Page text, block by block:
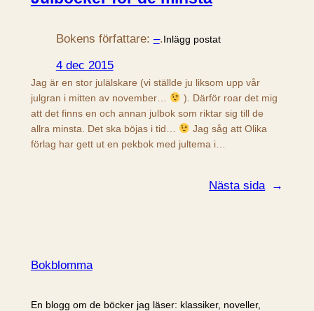
Bokens författare: –.Inlägg postat
4 dec 2015
Jag är en stor julälskare (vi ställde ju liksom upp vår
julgran i mitten av november…
). Därför roar det mig
att det finns en och annan julbok som riktar sig till de
allra minsta. Det ska böjas i tid…
Jag såg att Olika
förlag har gett ut en pekbok med jultema i…
Nästa sida →
Bokblomma
En blogg om de böcker jag läser: klassiker, noveller,